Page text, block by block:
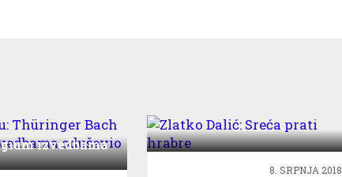
Thüringer
izvedbama
publiku
hrabre
8. SRPNJA 2018.